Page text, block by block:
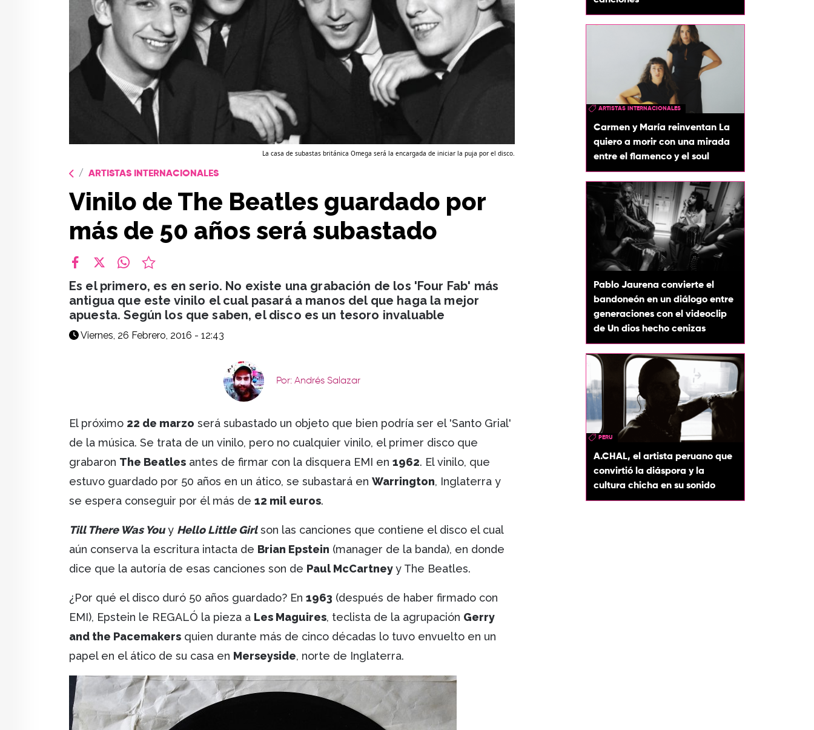
La casa de subastas británica Omega será la encargada de iniciar la puja por el disco.
ARTISTAS INTERNACIONALES
Vinilo de The Beatles guardado por
más de 50 años será subastado
Es el primero, es en serio. No existe una grabación de los 'Four Fab' más
antigua que este vinilo el cual pasará a manos del que haga la mejor
apuesta. Según los que saben, el disco es un tesoro invaluable
Viernes, 26 Febrero, 2016 - 12:43
Por: Andrés Salazar
El próximo 22 de marzo será subastado un objeto que bien podría ser el 'Santo Grial'
de la música. Se trata de un vinilo, pero no cualquier vinilo, el primer disco que
grabaron The Beatles antes de firmar con la disquera EMI en 1962. El vinilo, que
estuvo guardado por 50 años en un ático, se subastará en Warrington, Inglaterra y
se espera conseguir por él más de 12 mil euros.
Till There Was Youy Hello Little Girlson las canciones que contiene el disco el cual
aún conserva la escritura intacta de Brian Epstein (manager de la banda), en donde
dice que la autoría de esas canciones son de Paul McCartneyy The Beatles.
¿Por qué el disco duró 50 años guardado? En 1963 (después de haber firmado con
EMI), Epstein le REGALÓ la pieza a Les Maguires, teclista de la agrupación Gerry
and the Pacemakers quien durante más de cinco décadas lo tuvo envuelto en un
papel en el ático de su casa en Merseyside, norte de Inglaterra.
ARTISTAS INTERNACIONALES
Carmen y María reinventan La
quiero a morir con una mirada
entre el flamenco y el soul
Pablo Jaurena convierte el
bandoneón en un diálogo entre
generaciones con el videoclip
de Un dios hecho cenizas
PERU
A.CHAL, el artista peruano que
convirtió la diáspora y la
cultura chicha en su sonido